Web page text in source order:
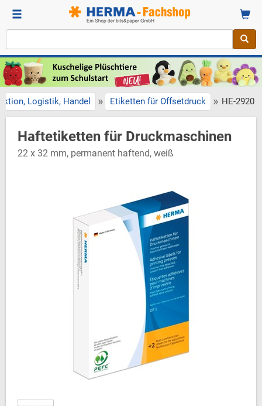
Logistik, Handel » Etiketten für Offsetdruck » HE-2920
Haftetiketten für Druckmaschinen
22 x 32 mm, permanent haftend, weiß